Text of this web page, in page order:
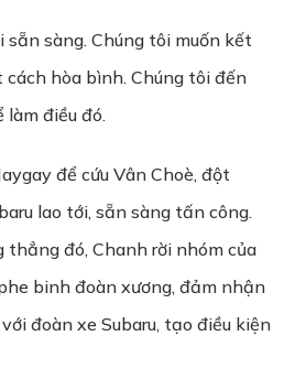
sàng. Chúng tôi muốn kết
hòa bình. Chúng tôi đến
làm điều đó.
để cứu Vân Choè, đột
lao tới, sẵn sàng tấn công.
thẳng đó, Chanh rời nhóm của
binh đoàn xương, đảm nhận
đoàn xe Subaru, tạo điều kiện